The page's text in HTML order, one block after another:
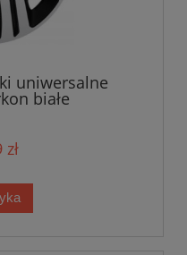
uniwersalne
białe